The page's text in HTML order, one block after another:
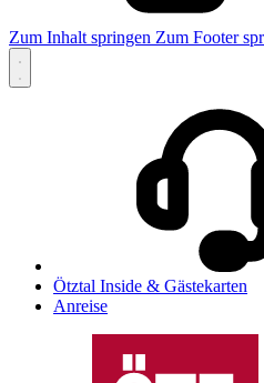
Zum Inhalt springen Zum Footer
Ötztal Inside & Gästekarten
Anreise